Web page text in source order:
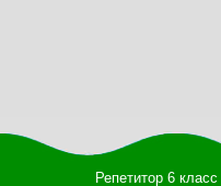
Репетитор 6 класс